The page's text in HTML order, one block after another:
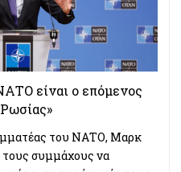
είναι ο επόμενος
του ΝΑΤΟ, Μαρκ
τους συμμάχους να